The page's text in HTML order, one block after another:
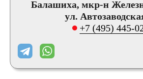
Балашиха, мкр-н
ул.
+7 (495) 445-